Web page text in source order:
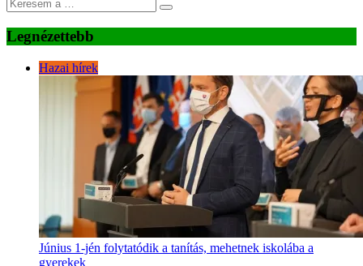
Legnézettebb
Hazai hírek
Június 1-jén folytatódik a tanítás, mehetnek iskolába a
gyerekek